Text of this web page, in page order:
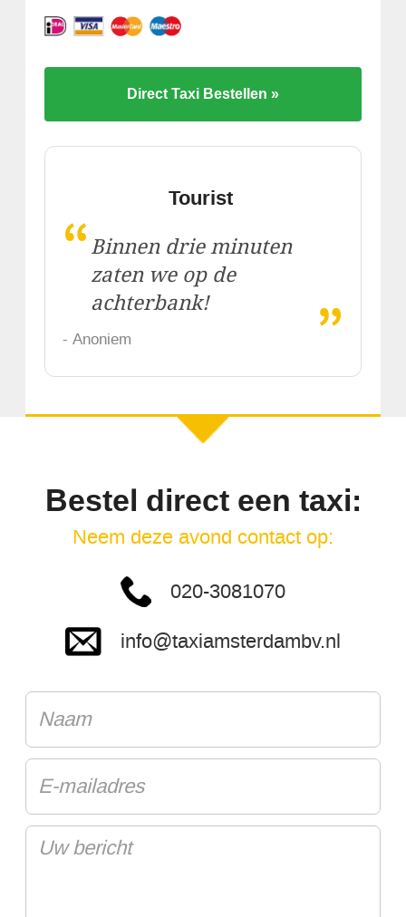
Direct Taxi Bestellen »
Tourist
“ Binnen drie minuten
zaten we op de
achterbank!
„
- Anoniem
Bestel direct een taxi:
Neem deze avond contact op:
020-3081070
info@taxiamsterdambv.nl